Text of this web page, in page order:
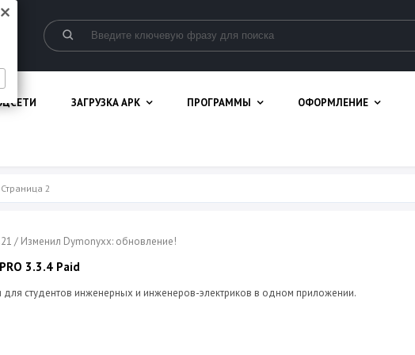
ЗАГРУЗКА APK ПРОГРАММЫ ОФОРМЛЕНИЕ
2
/ Изменил Dymonyxx: обновление!
3.3.4 Paid
студентов инженерных и инженеров-электриков в одном приложении.